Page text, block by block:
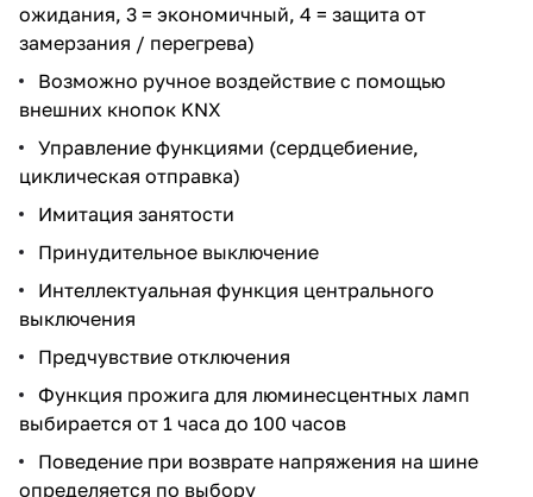
ожидания, 3 = экономичный, 4 = защита от
замерзания / перегрева)
Возможно ручное воздействие с помощью
внешних кнопок KNX
Управление функциями (сердцебиение,
циклическая отправка)
Имитация занятости
Принудительное выключение
Интеллектуальная функция центрального
выключения
Предчувствие отключения
Функция прожига для люминесцентных ламп
выбирается от 1 часа до 100 часов
Поведение при возврате напряжения на шине
определяется по выбору